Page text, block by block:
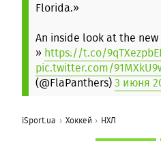
Florida.»
An inside look at the
» https://t.co/
pic.twitter.com/
(@FlaPanthers)3 июня
iSport.ua Хоккей НХЛ